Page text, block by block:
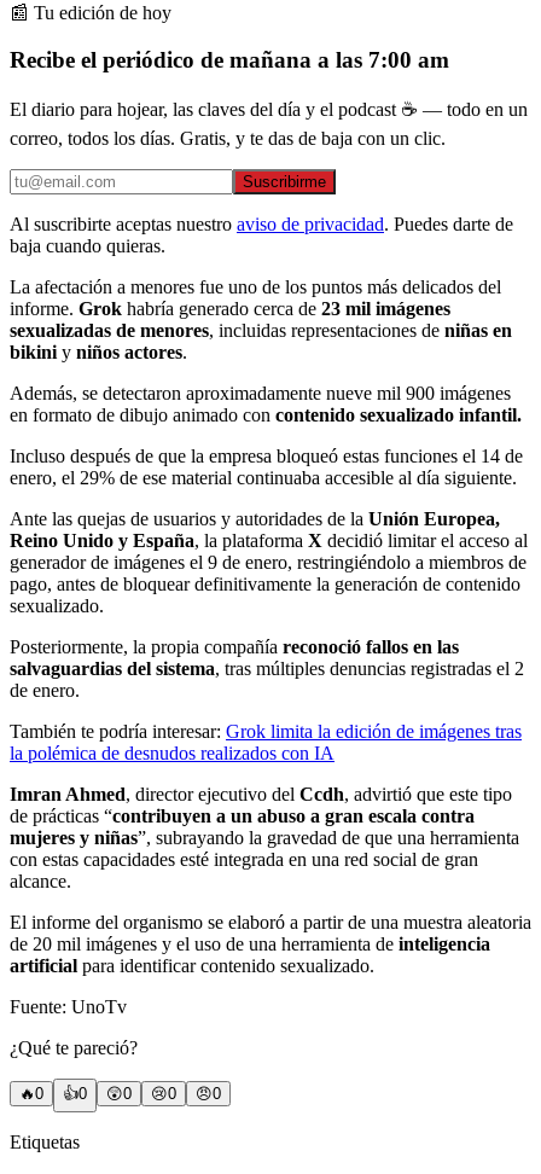
📰 Tu edición de hoy
Recibe el periódico de mañana a las 7:00 am
El diario para hojear, las claves del día y el podcast ☕ — todo en un
correo, todos los días. Gratis, y te das de baja con un clic.
Suscribirme
Al suscribirte aceptas nuestro aviso de privacidad. Puedes darte de
baja cuando quieras.
La afectación a menores fue uno de los puntos más delicados del
informe. Grok habría generado cerca de 23 mil imágenes
sexualizadas de menores, incluidas representaciones de niñas en
bikini y niños actores.
Además, se detectaron aproximadamente nueve mil 900 imágenes
en formato de dibujo animado con contenido sexualizado infantil.
Incluso después de que la empresa bloqueó estas funciones el 14 de
enero, el 29% de ese material continuaba accesible al día siguiente.
Ante las quejas de usuarios y autoridades de la Unión Europea,
Reino Unido y España, la plataforma X decidió limitar el acceso al
generador de imágenes el 9 de enero, restringiéndolo a miembros de
pago, antes de bloquear definitivamente la generación de contenido
sexualizado.
Posteriormente, la propia compañía reconoció fallos en las
salvaguardias del sistema, tras múltiples denuncias registradas el 2
de enero.
También te podría interesar: Grok limita la edición de imágenes tras
la polémica de desnudos realizados con IA
Imran Ahmed, director ejecutivo del Ccdh, advirtió que este tipo
de prácticas “contribuyen a un abuso a gran escala contra
mujeres y niñas”, subrayando la gravedad de que una herramienta
con estas capacidades esté integrada en una red social de gran
alcance.
El informe del organismo se elaboró a partir de una muestra aleatoria
de 20 mil imágenes y el uso de una herramienta de inteligencia
artificial para identificar contenido sexualizado.
Fuente: UnoTv
¿Qué te pareció?
🔥0 👍0 😲0 😢0 😠0
Etiquetas